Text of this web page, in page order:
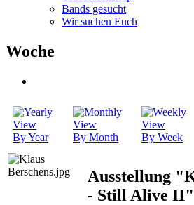
Bands gesucht
Wir suchen Euch
Woche
By Year By Month By Week
Ausstellung
- Still Alive II"